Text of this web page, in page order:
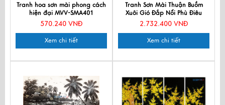
Tranh hoa sơn mài phong cách
hiện đại MVV-SMA401
570.240 VNĐ
Xem chi tiết
Tranh Sơn Mài Thuận Buồm
Xuôi Gió Đắp Nổi Phù Điêu
60x90cm TSM699-1
2.732.400 VNĐ
Xem chi tiết